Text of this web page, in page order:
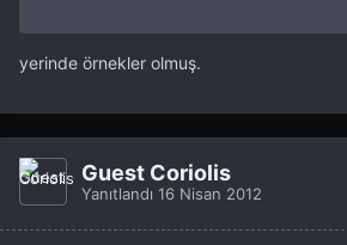
yerinde örnekler olmuş.
Guest Coriolis
Yanıtlandı 16 Nisan 2012